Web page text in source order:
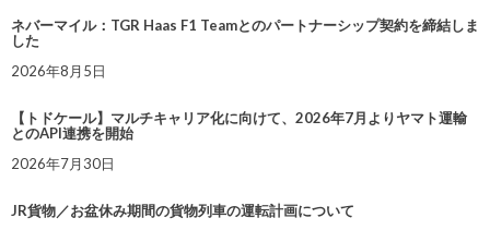
ネバーマイル：TGR Haas F1 Teamとのパートナーシップ契約を締結しま
した
2026年8月5日
【トドケール】マルチキャリア化に向けて、2026年7月よりヤマト運輸
とのAPI連携を開始
2026年7月30日
JR貨物／お盆休み期間の貨物列車の運転計画について